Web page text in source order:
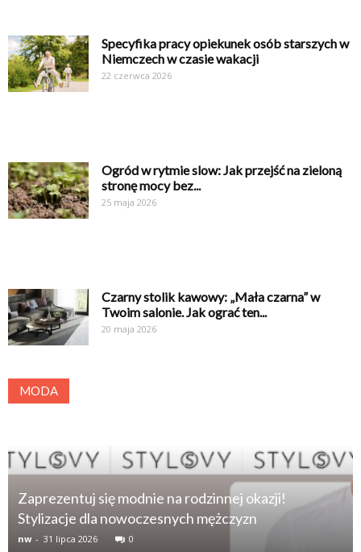
Specyfika pracy opiekunek osób starszych w
Niemczech w czasie wakacji
22 czerwca 2026
Ogród w rytmie slow: Jak przejść na zieloną
stronę mocy bez...
25 maja 2026
Czarny stolik kawowy: „Mała czarna” w
Twoim salonie. Jak ograć ten...
20 maja 2026
MODA
Zaprezentuj się modnie na rodzinnej okazji!
Stylizacje dla nowoczesnych mężczyzn
nw - 31 lipca 2026 0